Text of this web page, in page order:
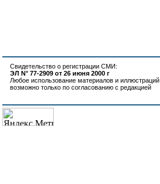
Свидетельство о регистрации СМИ:
ЭЛ N° 77-2909 от 26 июня 2000 г
Любое использование материалов и иллюстраций
возможно только по согласованию с редакцией